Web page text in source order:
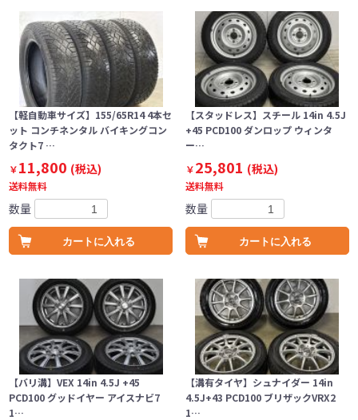
【軽自動車サイズ】155/65R14 4本セ
ット コンチネンタル バイキングコン
タクト7 …
￥11,800 (税込)
送料無料
数量
カートに入れる
【スタッドレス】スチール 14in 4.5J
+45 PCD100 ダンロップ ウィンタ
ー…
￥25,801 (税込)
送料無料
数量
カートに入れる
【バリ溝】VEX 14in 4.5J +45
PCD100 グッドイヤー アイスナビ7
1…
【溝有タイヤ】シュナイダー 14in
4.5J+43 PCD100 ブリザックVRX2
1…